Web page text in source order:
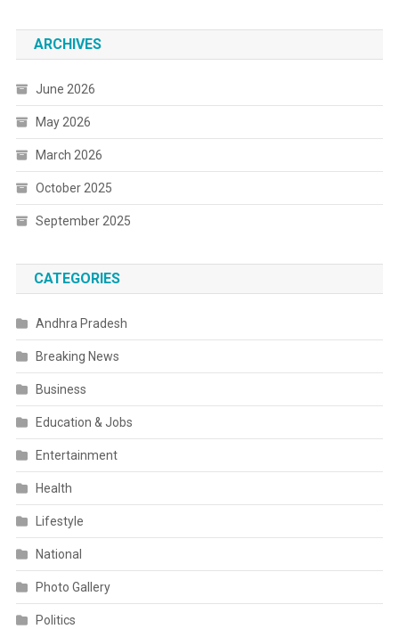
ARCHIVES
June 2026
May 2026
March 2026
October 2025
September 2025
CATEGORIES
Andhra Pradesh
Breaking News
Business
Education & Jobs
Entertainment
Health
Lifestyle
National
Photo Gallery
Politics